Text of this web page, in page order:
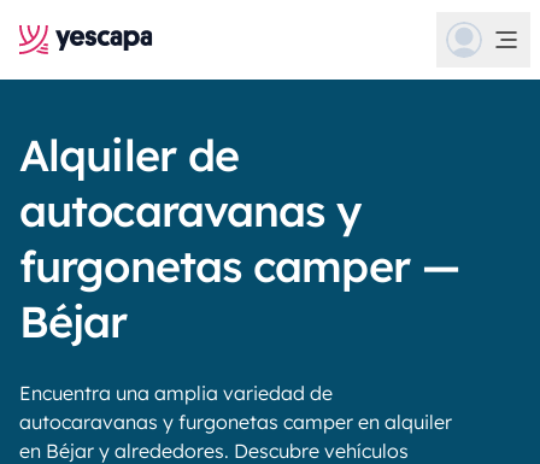
Alquiler de
autocaravanas y
furgonetas camper —
Béjar
Encuentra una amplia variedad de
autocaravanas y furgonetas camper en alquiler
en Béjar y alrededores. Descubre vehículos